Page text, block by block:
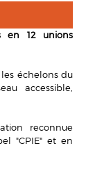
en 12 unions
échelons du
accessible,
reconnue
"CPIE" et en